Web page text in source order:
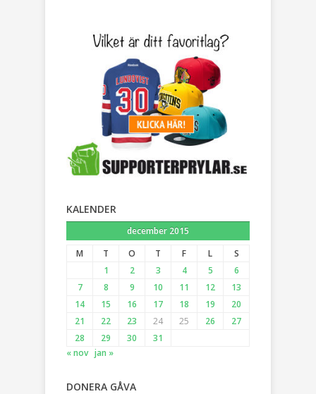
KALENDER
december 2015
M
T O T F L
S
1
2 3 4 5
6
7
8 9 10 11 12
13
14
15 16 17 18 19
20
21
22 23 24 25 26
27
28
29 30
31
« nov jan »
DONERA GÅVA